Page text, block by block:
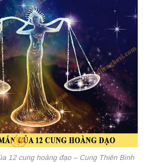
12 cung hoàng đạo – Cung Thiên Bình